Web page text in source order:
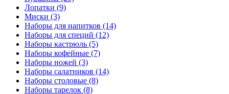
Лопатки (9)
Миски (3)
Наборы для напитков (14)
Наборы для специй (12)
Наборы кастрюль (5)
Наборы кофейные (7)
Наборы ножей (3)
Наборы салатников (14)
Наборы столовые (8)
Наборы тарелок (8)